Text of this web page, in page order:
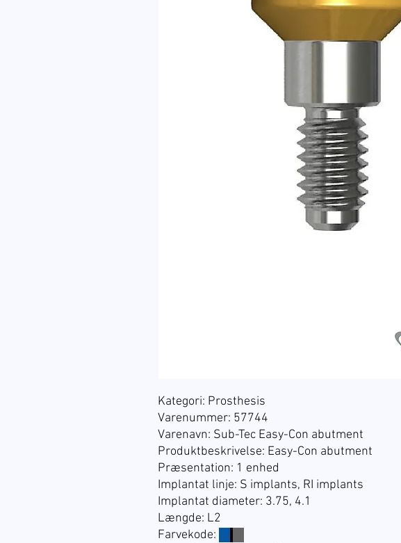
Kategori: Prosthesis
Varenummer: 57744
Varenavn: Sub-Tec Easy-Con abutment
Produktbeskrivelse: Easy-Con abutment
Præsentation: 1 enhed
Implantat linje: S implants, RI implants
Implantat diameter: 3.75, 4.1
Længde: L2
Farvekode: